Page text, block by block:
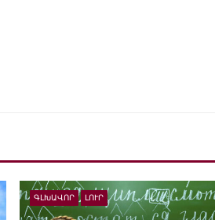
ԳԼԽԱՎՈՐ ԼՈՒՐ